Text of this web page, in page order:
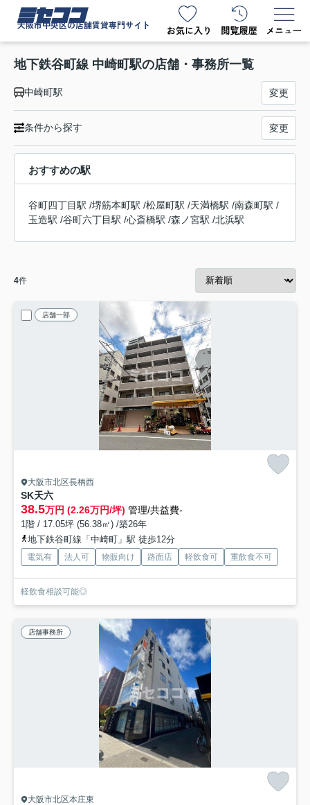
ミセココ
大阪市中央区の店舗賃貸専門サイト
地下鉄谷町線 中崎町駅の店舗・事務所一覧
中崎町駅 変更
条件から探す 変更
おすすめの駅
谷町四丁目駅 /堺筋本町駅 /松屋町駅 /天満橋駅 /南森町駅 /
玉造駅 /谷町六丁目駅 /心斎橋駅 /森ノ宮駅 /北浜駅
4件
店舗一部
大阪市北区長柄西
SK天六
38.5万円 (2.26万円/坪) 管理/共益費-
1階 / 17.05坪 (56.38㎡) /築26年
地下鉄谷町線「中崎町」駅 徒歩12分
電気有 法人可 物販向け 路面店 軽飲食可 重飲食不可
軽飲食相談可能◎
店舗事務所
大阪市北区本庄東